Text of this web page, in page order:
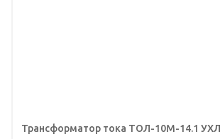
Трансформатор тока ТОЛ-10М-14.1